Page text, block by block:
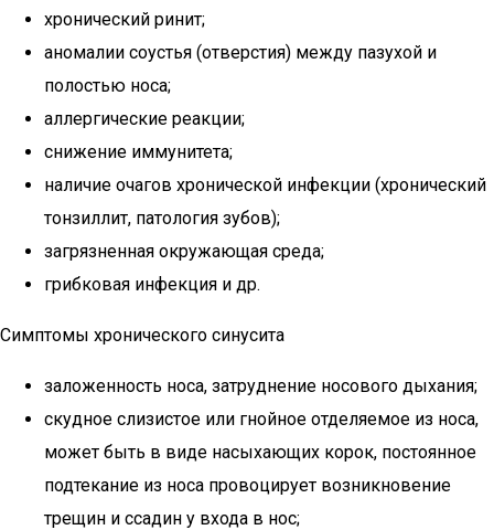
хронический ринит;
аномалии соустья (отверстия) между пазухой и
полостью носа;
аллергические реакции;
снижение иммунитета;
наличие очагов хронической инфекции (хронический
тонзиллит, патология зубов);
загрязненная окружающая среда;
грибковая инфекция и др.
Симптомы хронического синусита
заложенность носа, затруднение носового дыхания;
скудное слизистое или гнойное отделяемое из носа,
может быть в виде насыхающих корок, постоянное
подтекание из носа провоцирует возникновение
трещин и ссадин у входа в нос;